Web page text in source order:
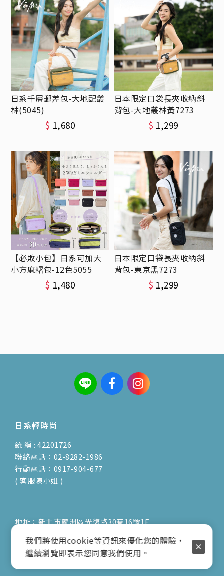
日系千層郵差包-大地配叢
林(5045)
$ 1,680
日本限定口袋長夾收納斜
背包-大地叢林黃7273
$ 1,299
【必敗小包】日系可加大
小方麻糬包-12色5055
$ 1,480
日本限定口袋長夾收納斜
背包-東京黑7273
$ 1,299
日系輕時尚
統 編 : 42201726
聯絡電話：02-8282-1986
行動電話：0917-904-677
( 客服陳小姐 )
地址：新北市蘆洲區光復路30巷16號1F
營業時間：9:00am-17:00pm
( 公休日詳見臉書粉專置頂文 )
我們將使用cookie等資訊來優化您的體驗，
繼續瀏覽即表示您同意我們使用。